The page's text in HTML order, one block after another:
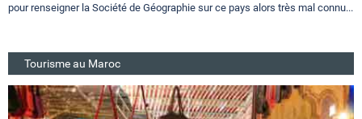
pour renseigner la Société de Géographie sur ce pays alors très mal connu...
Tourisme au Maroc